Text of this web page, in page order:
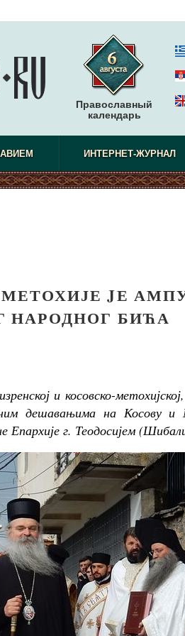
Православный
календарь
ИНТЕРНЕТ-ЖУРНАЛ
JЕ
НАРОДНОГ БИЋА
и косовско-
дешавањима на Косову и
Епархије г. Теодосијем
Георгий Победоносец. Научись у
святого
Роман Котов